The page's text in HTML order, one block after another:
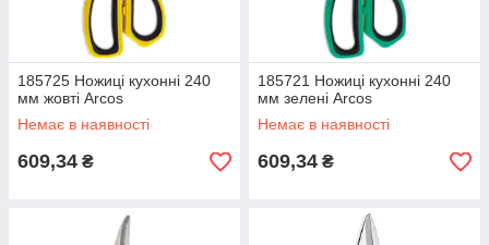
185725 Ножиці кухонні 240
мм жовті Arcos
Немає в наявності
609,34 ₴
185721 Ножиці кухонні 240
мм зелені Arcos
Немає в наявності
609,34 ₴